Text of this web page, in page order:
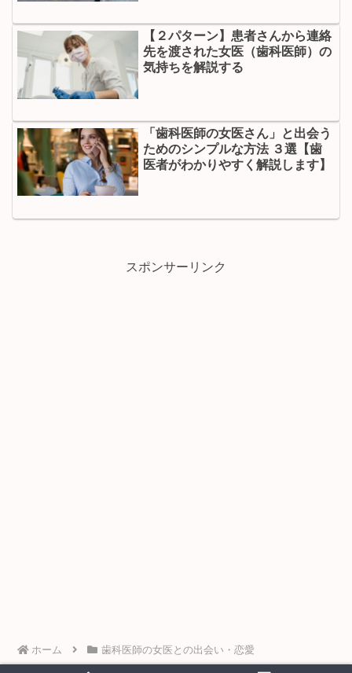
【２パターン】患者さんから連絡
先を渡された女医（歯科医師）の
気持ちを解説する
「歯科医師の女医さん」と出会う
ためのシンプルな方法 ３選【歯
医者がわかりやすく解説します】
スポンサーリンク
ホーム 歯科医師の女医との出会い・恋愛